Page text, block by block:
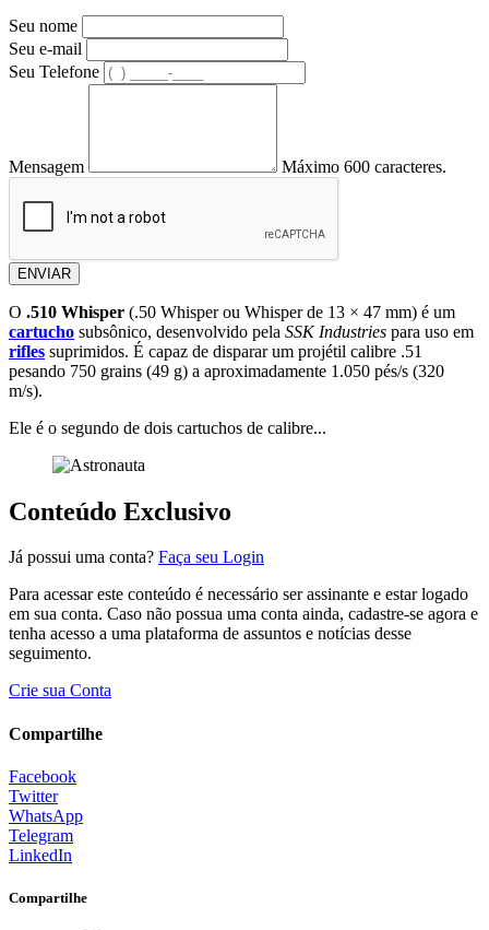
Seu nome
Seu e-mail
Seu Telefone
Mensagem Máximo 600 caracteres.
ENVIAR
O .510 Whisper (.50 Whisper ou Whisper de 13 × 47 mm) é um
cartucho subsônico, desenvolvido pela SSK Industries para uso em
rifles suprimidos. É capaz de disparar um projétil calibre .51
pesando 750 grains (49 g) a aproximadamente 1.050 pés/s (320
m/s).
Ele é o segundo de dois cartuchos de calibre...
Conteúdo Exclusivo
Já possui uma conta? Faça seu Login
Para acessar este conteúdo é necessário ser assinante e estar logado
em sua conta. Caso não possua uma conta ainda, cadastre-se agora e
tenha acesso a uma plataforma de assuntos e notícias desse
seguimento.
Crie sua Conta
Compartilhe
Facebook
Twitter
WhatsApp
Telegram
LinkedIn
Compartilhe